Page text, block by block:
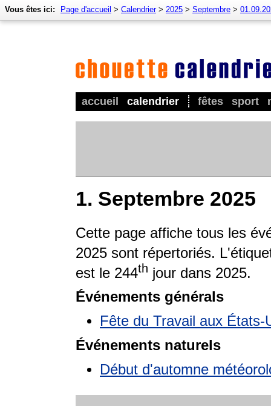
accueil calendrier fêtes sport
Vous êtes ici: Page d'accueil > Calendrier> 2025 > Septembre >
1. Septembre 2025
Cette page affiche tous les
2025 sont répertoriés.
est le 244th jour dans 2025.
Événements générals
Fête du Travail aux États-
Événements naturels
Début d'automne